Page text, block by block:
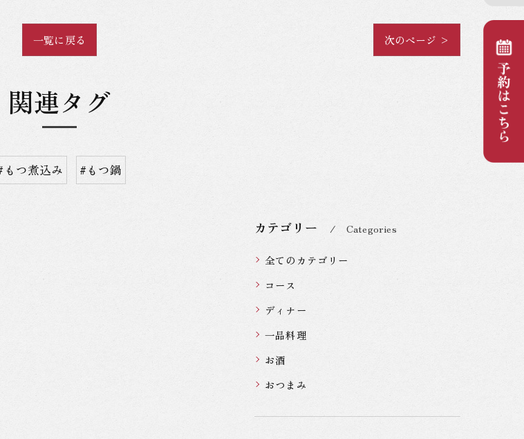
一覧に戻る 次のページ >
関連タグ
もつ煮込み #もつ鍋
カテゴリー Categories
全てのカテゴリー
コース
ディナー
一品料理
お酒
おつまみ